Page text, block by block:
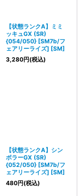
【状態ランクA】ミミ
ッキュGX (SR)
{054/050} [SM7b/フ
ェアリーライズ] [SM]
3,280円(税込)
【状態ランクA】シン
ボラーGX (SR)
{052/050} [SM7b/フ
ェアリーライズ] [SM]
480円(税込)